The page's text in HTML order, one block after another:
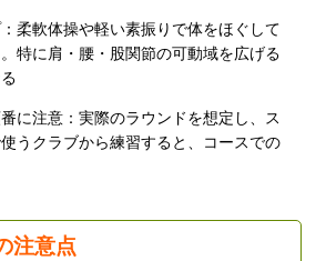
柔軟体操や軽い素振りで体をほぐして
特に肩・腰・股関節の可動域を広げる
に注意：実際のラウンドを想定し、ス
うクラブから練習すると、コースでの
注意点